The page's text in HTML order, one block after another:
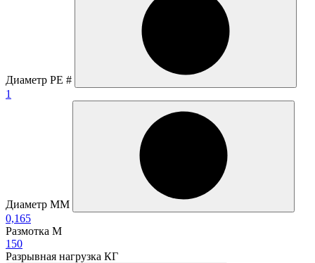
Диаметр PE #
1
Диаметр ММ
0,165
Размотка М
150
Разрывная нагрузка КГ